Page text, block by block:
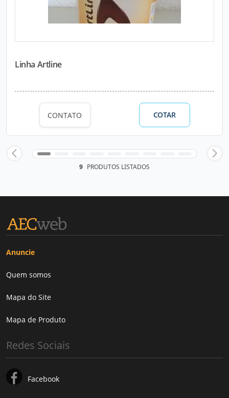
Linha Artline
CONTATO COTAR
9 PRODUTOS LISTADOS
Anuncie
Quem somos
Mapa do Site
Mapa de Produto
Redes Sociais
Facebook